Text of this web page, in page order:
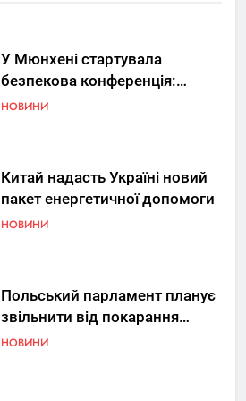
У Мюнхені стартувала
безпекова конференція:
Україна знову у фокусі світу
НОВИНИ
Китай надасть Україні новий
пакет енергетичної допомоги
НОВИНИ
Польський парламент планує
звільнити від покарання
добровольців ЗСУ
НОВИНИ